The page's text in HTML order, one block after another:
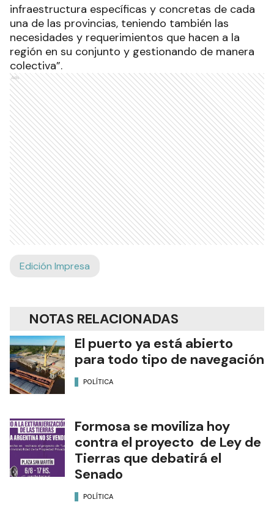
infraestructura específicas y concretas de cada
una de las provincias, teniendo también las
necesidades y requerimientos que hacen a la
región en su conjunto y gestionando de manera
colectiva”.
Ads
Edición Impresa
NOTAS RELACIONADAS
El puerto ya está abierto
para todo tipo de navegación
POLÍTICA
Formosa se moviliza hoy
contra el proyecto de Ley de
Tierras que debatirá el
Senado
POLÍTICA